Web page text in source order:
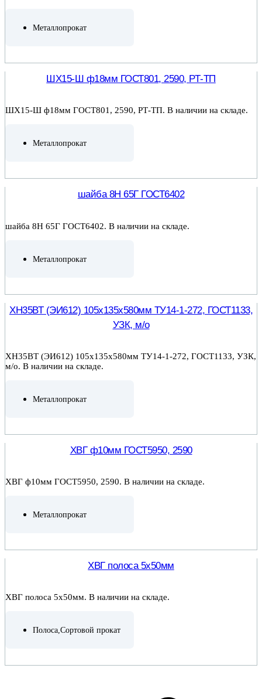
Металлопрокат
ШХ15-Ш ф18мм ГОСТ801, 2590, РТ-ТП
ШХ15-Ш ф18мм ГОСТ801, 2590, РТ-ТП. В наличии на складе.
Металлопрокат
шайба 8Н 65Г ГОСТ6402
шайба 8Н 65Г ГОСТ6402. В наличии на складе.
Металлопрокат
ХН35ВТ (ЭИ612) 105х135х580мм ТУ14-1-272, ГОСТ1133,
УЗК, м/о
ХН35ВТ (ЭИ612) 105х135х580мм ТУ14-1-272, ГОСТ1133, УЗК,
м/о. В наличии на складе.
Металлопрокат
ХВГ ф10мм ГОСТ5950, 2590
ХВГ ф10мм ГОСТ5950, 2590. В наличии на складе.
Металлопрокат
ХВГ полоса 5х50мм
ХВГ полоса 5х50мм. В наличии на складе.
Полоса,Сортовой прокат